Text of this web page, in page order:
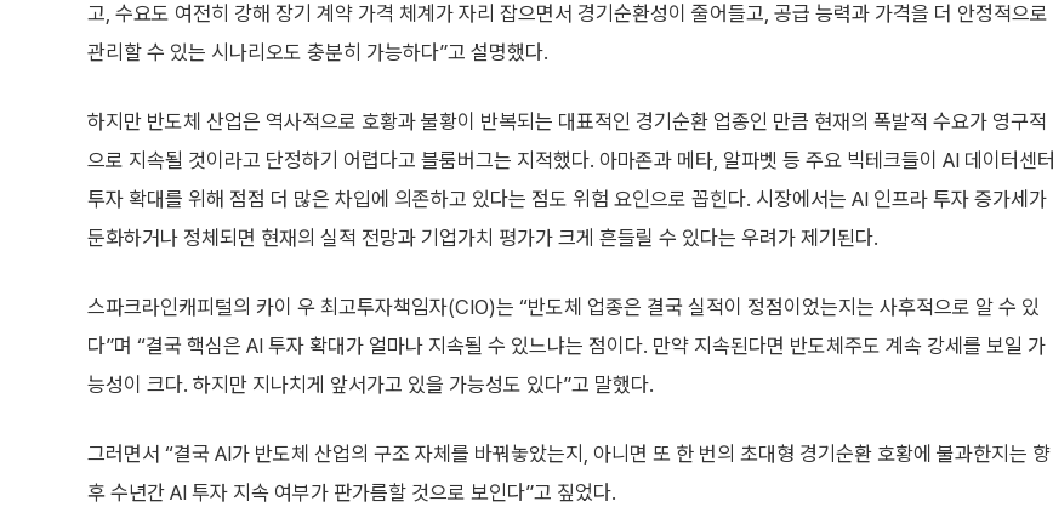
고, 수요도 여전히 강해 장기 계약 가격 체계가 자리 잡으면서 경기순환성이 줄어들고, 공급 능력과 가격을 더 안정적으로
관리할 수 있는 시나리오도 충분히 가능하다”고 설명했다.
하지만 반도체 산업은 역사적으로 호황과 불황이 반복되는 대표적인 경기순환 업종인 만큼 현재의 폭발적 수요가 영구적
으로 지속될 것이라고 단정하기 어렵다고 블룸버그는 지적했다. 아마존과 메타, 알파벳 등 주요 빅테크들이 AI 데이터센터
투자 확대를 위해 점점 더 많은 차입에 의존하고 있다는 점도 위험 요인으로 꼽힌다. 시장에서는 AI 인프라 투자 증가세가
둔화하거나 정체되면 현재의 실적 전망과 기업가치 평가가 크게 흔들릴 수 있다는 우려가 제기된다.
스파크라인캐피털의 카이 우 최고투자책임자(CIO)는 “반도체 업종은 결국 실적이 정점이었는지는 사후적으로 알 수 있
다”며 “결국 핵심은 AI 투자 확대가 얼마나 지속될 수 있느냐는 점이다. 만약 지속된다면 반도체주도 계속 강세를 보일 가
능성이 크다. 하지만 지나치게 앞서가고 있을 가능성도 있다”고 말했다.
그러면서 “결국 AI가 반도체 산업의 구조 자체를 바꿔놓았는지, 아니면 또 한 번의 초대형 경기순환 호황에 불과한지는 향
후 수년간 AI 투자 지속 여부가 판가름할 것으로 보인다”고 짚었다.